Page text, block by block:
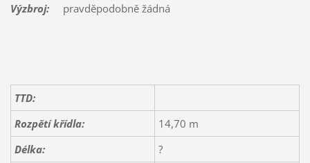
Výzbroj:pravděpodobně žádná
TTD:
Rozpětí křídla:
14,70 m
Délka:
?